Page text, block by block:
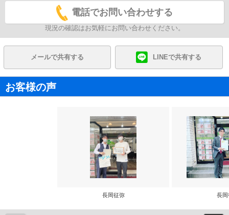
電話でお問い合わせする
現況の確認はお気軽にお問い合わせください。
メールで共有する LINEで共有する
お客様の声
長岡征弥 長岡